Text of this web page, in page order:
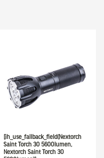
[ih_use_fallback_field(Nextorch
Saint Torch 30 5600lumen,
Nextorch Saint Torch 30